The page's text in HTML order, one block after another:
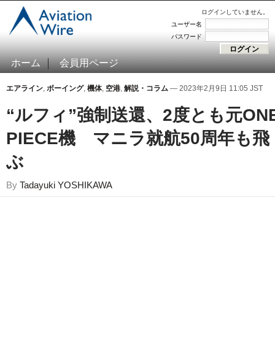
ログインしていません。
ユーザー名
パスワード
ホーム 会員用ページ
エアライン, ボーイング, 機体, 空港, 解説・コラム — 2023年2月9日 11:05 JST
“ルフィ”強制送還、2度とも元
PIECE機 マニラ就航50周年も飛
ぶ
By Tadayuki YOSHIKAWA